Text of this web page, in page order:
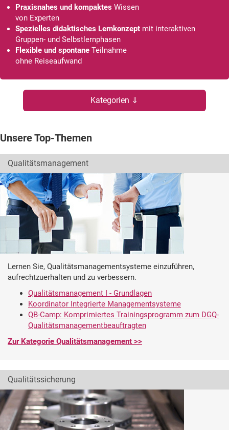
Praxisnahes und kompaktes Wissen
von Experten
Spezielles didaktisches Lernkonzept mit interaktiven
Gruppen- und Selbstlernphasen
Flexible und spontane Teilnahme
ohne Reiseaufwand
Kategorien ⇓
Unsere Top-Themen
Qualitätsmanagement
Lernen Sie, Qualitätsmanagementsysteme einzuführen,
aufrechtzuerhalten und zu verbessern.
Qualitätsmanagement I - Grundlagen
Koordinator Integrierte Managementsysteme
QB-Camp: Komprimiertes Trainingsprogramm zum DGQ-
Qualitätsmanagementbeauftragten
Zur Kategorie Qualitätsmanagement >>
Qualitätssicherung